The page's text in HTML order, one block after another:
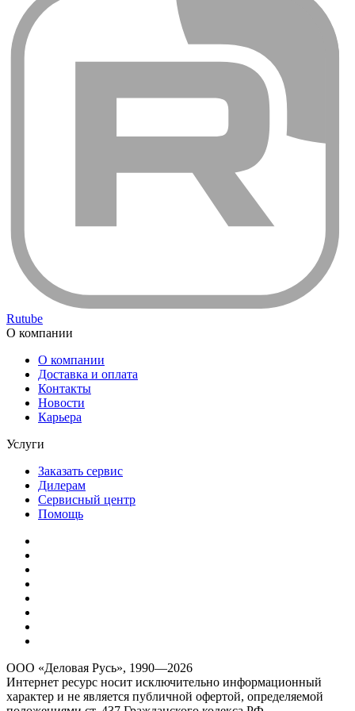
Rutube
О компании
О компании
Доставка и оплата
Контакты
Новости
Карьера
Услуги
Заказать сервис
Дилерам
Сервисный центр
Помощь
ООО «Деловая Русь», 1990—2026
Интернет ресурс носит исключительно информационный
характер и не является публичной офертой, определяемой